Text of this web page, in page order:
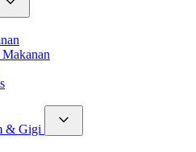
& Gigi